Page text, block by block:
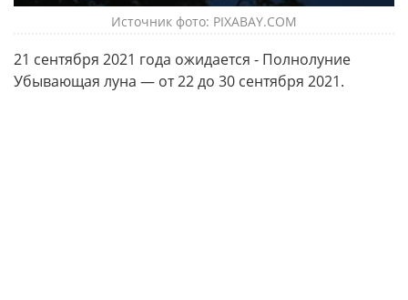
Источник фото: PIXABAY.COM
21 сентября 2021 года ожидается - Полнолуние
Убывающая луна — от 22 до 30 сентября 2021.